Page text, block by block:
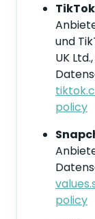
TikTok
und
UK
policy
policy